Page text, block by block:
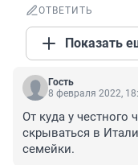
ОТВЕТИТЬ
Показать
Гость
8 февраля 2022,
От куда у честного
скрываться в
семейки.